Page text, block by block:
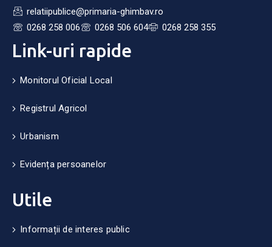
relatiipublice@primaria-ghimbav.ro
0268 258 006
0268 506 604 0268 258 355
Link-uri rapide
Monitorul Oficial Local
Registrul Agricol
Urbanism
Evidența persoanelor
Utile
Informații de interes public